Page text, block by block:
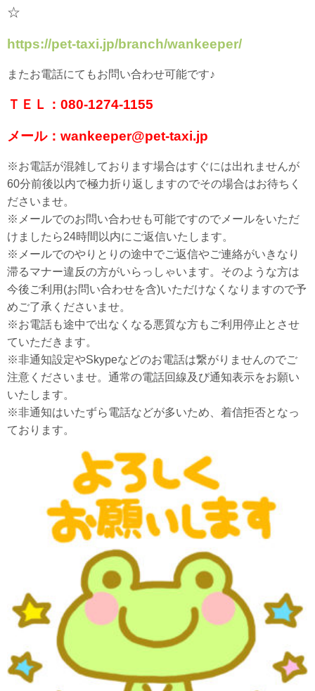
☆
https://pet-taxi.jp/branch/wankeeper/
またお電話にてもお問い合わせ可能です♪
ＴＥＬ：080-1274-1155
メール：wankeeper@pet-taxi.jp
※お電話が混雑しております場合はすぐには出れませんが
60分前後以内で極力折り返しますのでその場合はお待ちく
ださいませ。
※メールでのお問い合わせも可能ですのでメールをいただ
けましたら24時間以内にご返信いたします。
※メールでのやりとりの途中でご返信やご連絡がいきなり
滞るマナー違反の方がいらっしゃいます。そのような方は
今後ご利用(お問い合わせを含)いただけなくなりますので予
めご了承くださいませ。
※お電話も途中で出なくなる悪質な方もご利用停止とさせ
ていただきます。
※非通知設定やSkypeなどのお電話は繋がりませんのでご
注意くださいませ。通常の電話回線及び通知表示をお願い
いたします。
※非通知はいたずら電話などが多いため、着信拒否となっ
ております。